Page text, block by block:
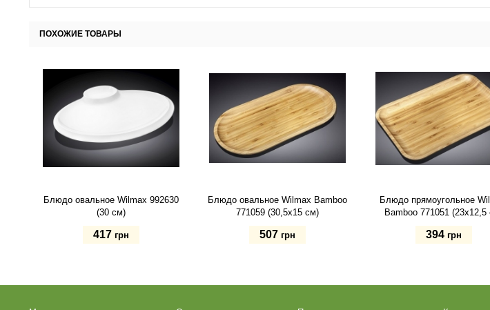
ПОХОЖИЕ ТОВАРЫ
Блюдо овальное Wilmax 992630
(30 см)
417 грн
Блюдо овальное Wilmax Bamboo
771059 (30,5х15 см)
507 грн
Блюдо прямоугольное
Bamboo 771051 (23х12,5
394 грн